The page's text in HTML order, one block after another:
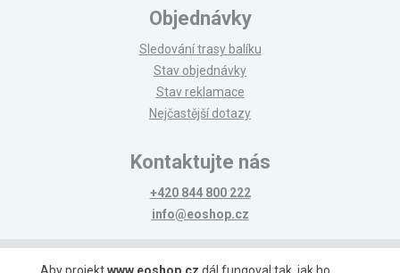
Objednávky
Sledování trasy balíku
Stav objednávky
Stav reklamace
Nejčastější dotazy
Kontaktujte nás
+420 844 800 222
info@eoshop.cz